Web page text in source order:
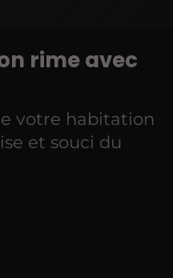
rime avec
votre habitation
et souci du